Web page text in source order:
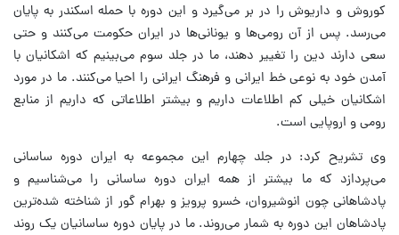
کوروش و داریوش را در بر می‌گیرد و این دوره با حمله اسکندر به پایان
می‌رسد. پس از آن رومی‌ها و یونانی‌ها در ایران حکومت می‌کنند و حتی
سعی دارند دین را تغییر دهند، ما در جلد سوم می‌بینیم که اشکانیان با
آمدن خود به نوعی خط ایرانی و فرهنگ ایرانی را احیا می‌کنند. ما در مورد
اشکانیان خیلی کم اطلاعات داریم و بیشتر اطلاعاتی که داریم از منابع
رومی و اروپایی است.
وی تشریح کرد: در جلد چهارم این مجموعه به ایران دوره ساسانی
می‌پردازد که ما بیشتر از همه ایران دوره ساسانی را می‌شناسیم و
پادشاهانی چون انوشیروان، خسرو پرویز و بهرام گور از شناخته شده‌ترین
پادشاهان این دوره به شمار می‌روند. ما در پایان دوره ساسانیان یک روند